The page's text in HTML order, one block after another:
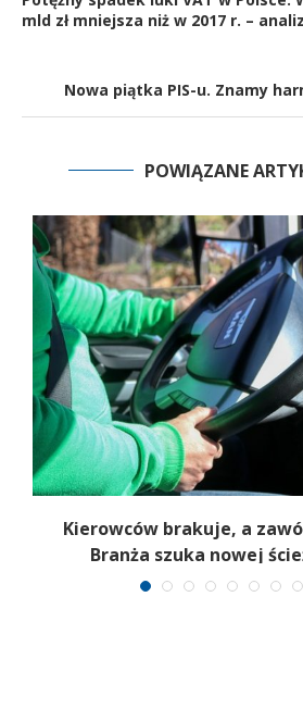
mld zł mniejsza niż w 2017 r. –
Nowa piątka PIS-u. Znamy
POWIĄZANE
Kierowców brakuje, a
Branża szuka nowej